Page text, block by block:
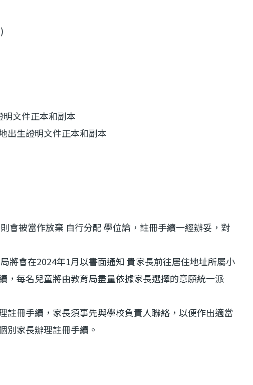
文件正本和副本
出生證明文件正本和副本
會被當作放棄 自行分配 學位論，註冊手續一經辦妥，對
將會在2024年1月以書面通知 貴家長前往居住地址所屬小
，每名兒童將由教育局盡量依據家長選擇的意願統一派
冊手續，家長須事先與學校負責人聯絡，以便作出適當
別家長辦理註冊手續。